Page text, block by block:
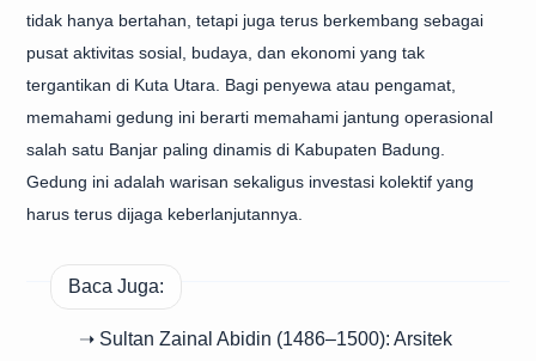
tidak hanya bertahan, tetapi juga terus berkembang sebagai
pusat aktivitas sosial, budaya, dan ekonomi yang tak
tergantikan di Kuta Utara. Bagi penyewa atau pengamat,
memahami gedung ini berarti memahami jantung operasional
salah satu Banjar paling dinamis di Kabupaten Badung.
Gedung ini adalah warisan sekaligus investasi kolektif yang
harus terus dijaga keberlanjutannya.
Baca Juga:
➝ Sultan Zainal Abidin (1486–1500): Arsitek